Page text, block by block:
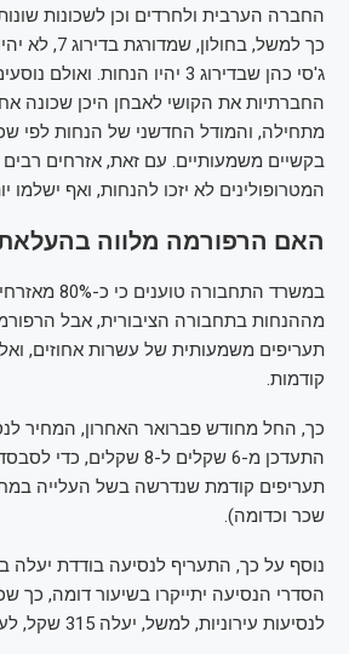
החברה הערבית ולחרדים וכן לשכונות
כך למשל,
ג'סי כהן שבדירוג 3 יהיו הנחות.
החברתיות את הקושי לאבחן היכן שכונה
מתחילה, והמודל החדשני של הנחות לפי
בקשיים משמעותיים. עם זאת, אזרחים רבים
המטרופולינים לא יזכו להנחות, ואף ישלמו
האם הרפורמה מלווה
במשרד התחבורה
מההנחות בתחבורה הציבורית, אבל
תעריפים משמעותית של עשרות אחוזים,
קודמות.
כך, החל מחודש פברואר האחרון, המחיר
התעדכן מ-6 שקלים ל-8
תעריפים קודמת שנדרשה בשל העלייה
שכר וכדומה).
הסדרי הנסיעה יתייקרו בשיעור דומה, כך
לנסיעות עירוניות, למשל, יעלה 315 שקל, לעומת 236 שקל היום.